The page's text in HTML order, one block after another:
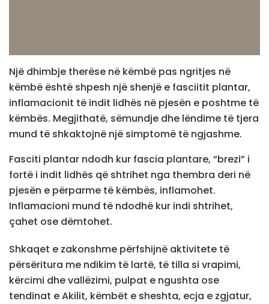
Një dhimbje therëse në këmbë pas ngritjes në
këmbë është shpesh një shenjë e fasciitit plantar,
inflamacionit të indit lidhës në pjesën e poshtme të
këmbës. Megjithatë, sëmundje dhe lëndime të tjera
mund të shkaktojnë një simptomë të ngjashme.
Fasciti plantar ndodh kur fascia plantare, “brezi” i
fortë i indit lidhës që shtrihet nga thembra deri në
pjesën e përparme të këmbës, inflamohet.
Inflamacioni mund të ndodhë kur indi shtrihet,
çahet ose dëmtohet.
Shkaqet e zakonshme përfshijnë aktivitete të
përsëritura me ndikim të lartë, të tilla si vrapimi,
kërcimi dhe vallëzimi, pulpat e ngushta ose
tendinat e Akilit, këmbët e sheshta, ecja e zgjatur,